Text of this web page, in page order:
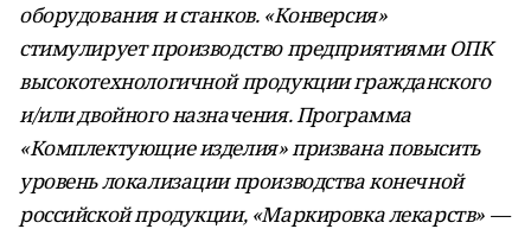
оборудования и станков. «Конверсия»
стимулирует производство предприятиями ОПК
высокотехнологичной продукции гражданского
и/или двойного назначения. Программа
«Комплектующие изделия» призвана повысить
уровень локализации производства конечной
российской продукции, «Маркировка лекарств» —